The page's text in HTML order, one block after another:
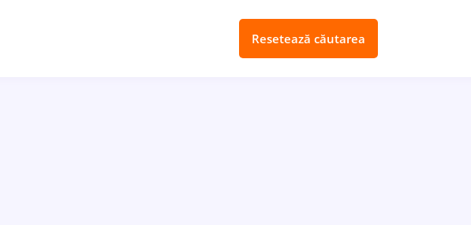
Resetează căutarea